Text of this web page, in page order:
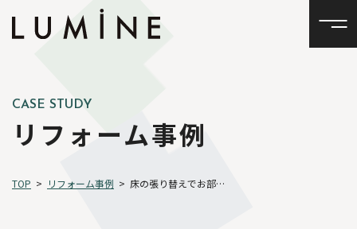
CASE STUDY
リフォーム事例
TOP > リフォーム事例 > 床の張り替えでお部屋の雰囲気を一新！